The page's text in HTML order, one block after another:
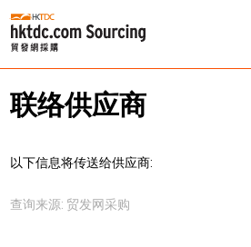
联络供应商
以下信息将传送给供应商:
查询来源: 贸发网采购